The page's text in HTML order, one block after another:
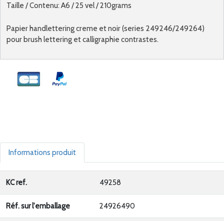
Taille / Contenu: A6 / 25 vel / 210grams
Papier handlettering creme et noir (series 249246/249264)
pour brush lettering et calligraphie contrastes.
Informations produit
KC ref. 49258
Réf. sur l'emballage 24926490